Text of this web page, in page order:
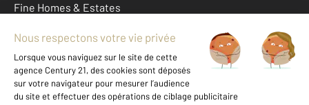
Fine Homes & Estates
À propos
International